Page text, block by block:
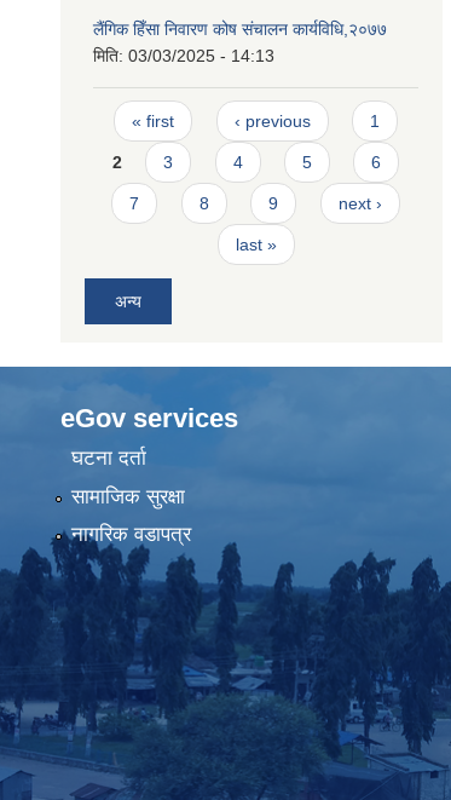
लैंगिक हिँसा निवारण कोष संचालन कार्यविधि,२०७७
मिति: 03/03/2025 - 14:13
Pages
« first ‹ previous 1
2 3 4 5 6
7 8 9 next ›
last »
अन्य
eGov services
घटना दर्ता
सामाजिक सुरक्षा
नागरिक वडापत्र